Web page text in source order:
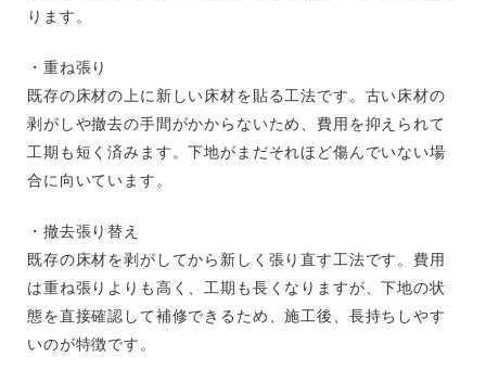
ります。
・重ね張り
既存の床材の上に新しい床材を貼る工法です。古い床材の
剥がしや撤去の手間がかからないため、費用を抑えられて
工期も短く済みます。下地がまだそれほど傷んでいない場
合に向いています。
・撤去張り替え
既存の床材を剥がしてから新しく張り直す工法です。費用
は重ね張りよりも高く、工期も長くなりますが、下地の状
態を直接確認して補修できるため、施工後、長持ちしやす
いのが特徴です。